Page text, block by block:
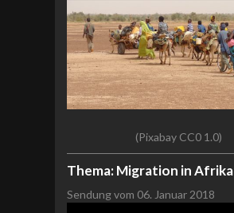
(Pixabay CC0 1.0)
Thema: Migration in Afrika
Sendung vom 06. Januar 2018